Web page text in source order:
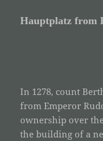
Hauptplatz from
In 1278, count
from Emperor
ownership over
the building of a